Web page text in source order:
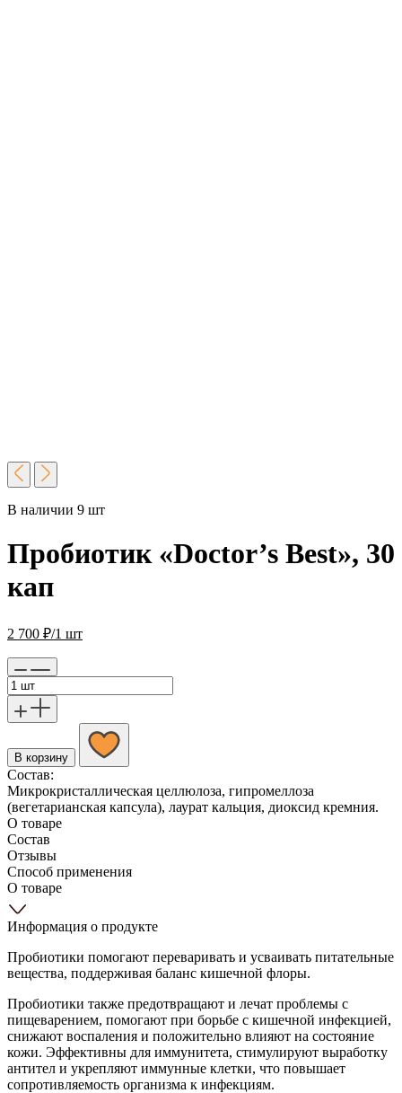
В наличии 9 шт
Пробиотик «Doctor’s Best», 30
кап
2 700 ₽/1 шт
В корзину
Состав:
Микрокристаллическая целлюлоза, гипромеллоза
(вегетарианская капсула), лаурат кальция, диоксид кремния.
О товаре
Состав
Отзывы
Способ применения
О товаре
Информация о продукте
Пробиотики помогают переваривать и усваивать питательные
вещества, поддерживая баланс кишечной флоры.
Пробиотики также предотвращают и лечат проблемы с
пищеварением, помогают при борьбе с кишечной инфекцией,
снижают воспаления и положительно влияют на состояние
кожи. Эффективны для иммунитета, стимулируют выработку
антител и укрепляют иммунные клетки, что повышает
сопротивляемость организма к инфекциям.